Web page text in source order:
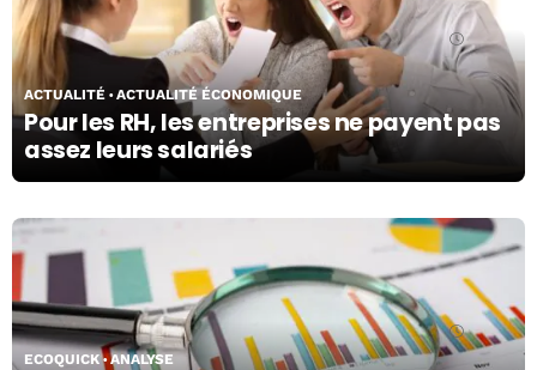
Pour les RH, les entreprises ne payent pas
assez leurs salariés
ACTUALITÉ ACTUALITÉ ÉCONOMIQUE
15/06/26
ECOQUICK ANALYSE
15/06/26